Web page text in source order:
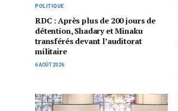
POLITIQUE
RDC : Après plus de 200 jours de
détention, Shadary et Minaku
transférés devant l’auditorat
militaire
6 AOÛT 2026